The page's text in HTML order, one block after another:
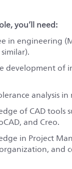
you’ll need:
in engineering
).
development of
analysis
of CAD tools
and Creo.
in Project
and